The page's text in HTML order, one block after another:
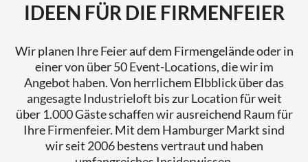
IDEEN FÜR DIE FIRMENFEIER
Wir planen Ihre Feier auf dem Firmengelände oder in
einer von über 50 Event-Locations, die wir im
Angebot haben. Von herrlichem Elbblick über das
angesagte Industrieloft bis zur Location für weit
über 1.000 Gäste schaffen wir ausreichend Raum für
Ihre Firmenfeier. Mit dem Hamburger Markt sind
wir seit 2006 bestens vertraut und haben